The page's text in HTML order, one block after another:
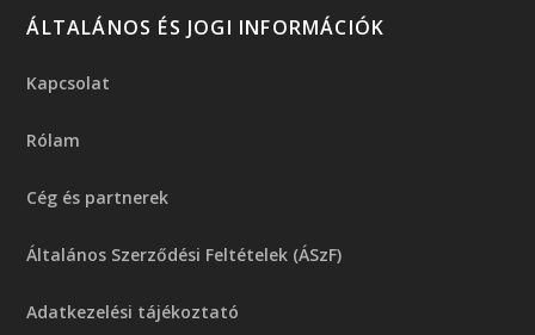
ÁLTALÁNOS ÉS JOGI INFORMÁCIÓK
Kapcsolat
Rólam
Cég és partnerek
Általános Szerződési Feltételek (ÁSzF)
Adatkezelési tájékoztató